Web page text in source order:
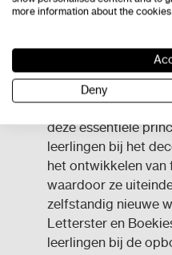
Deze tien
benadrukken het
leesinstructie en
lezers. De
Lettersteren
deze essentiële
leerlingen bij het
het ontwikkelen van
waardoor ze
zelfstandig nieuwe
Letterster en
leerlingen bij de
more information about the
Deny